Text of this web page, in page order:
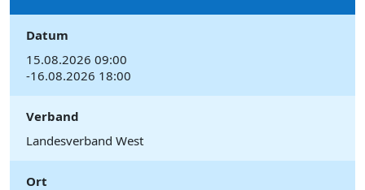
Datum
15.08.2026 09:00
-16.08.2026 18:00
Verband
Landesverband West
Ort